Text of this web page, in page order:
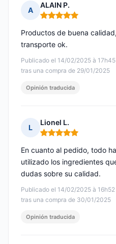
A
ALAIN P.
Nota: 5 de 5
Publicado el 14/02/2025 à 17h45
tras una compra de 29/01/2025
Productos de buena
transporte ok.
Opinión traducida
L
Lionel L.
Nota: 5 de 5
Publicado el 14/02/2025 à 16h52
tras una compra de 30/01/2025
En cuanto al pedido, todo
utilizado los ingredientes
dudas sobre su calidad.
Opinión traducida